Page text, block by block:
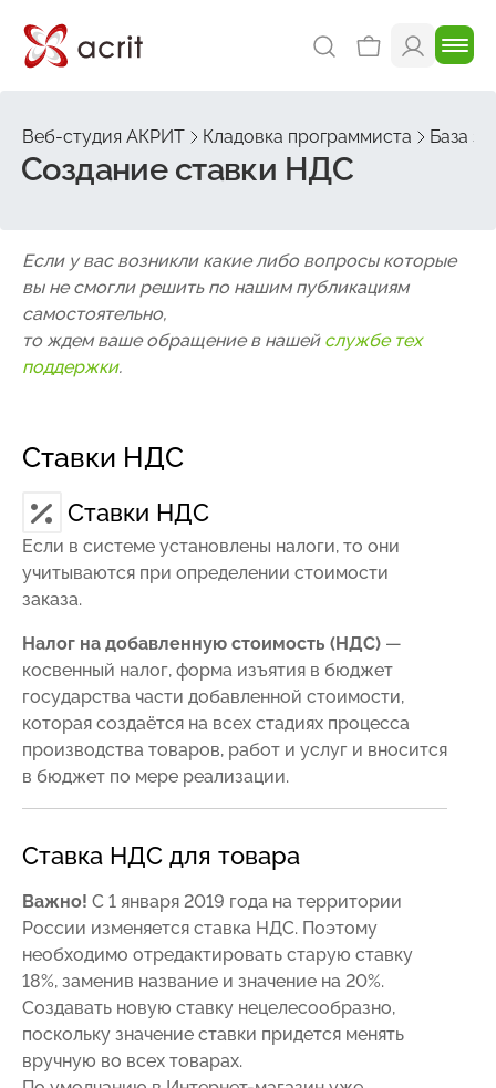
Веб-студия АКРИТ Кладовка программиста База
Создание ставки НДС
Если у вас возникли какие либо вопросы которые
вы не смогли решить по нашим публикациям
самостоятельно,
то ждем ваше обращение в нашей службе тех
поддержки.
Ставки НДС
Ставки НДС
Если в системе установлены налоги, то они
учитываются при определении стоимости
заказа.
Налог на добавленную стоимость (НДС) —
косвенный налог, форма изъятия в бюджет
государства части добавленной стоимости,
которая создаётся на всех стадиях процесса
производства товаров, работ и услуг и вносится
в бюджет по мере реализации.
Ставка НДС для товара
Важно! С 1 января 2019 года на территории
России изменяется ставка НДС. Поэтому
необходимо отредактировать старую ставку
18%, заменив название и значение на 20%.
Создавать новую ставку нецелесообразно,
поскольку значение ставки придется менять
вручную во всех товарах.